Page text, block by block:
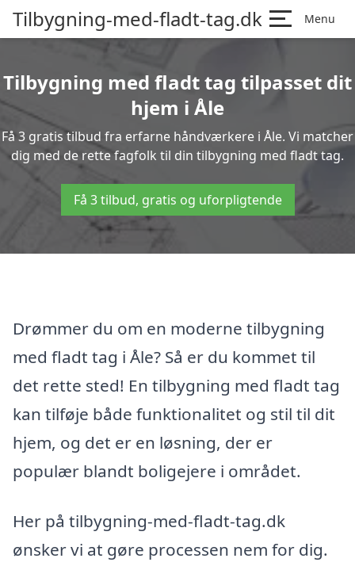
Tilbygning-med-fladt-tag.dk Menu
Tilbygning med fladt tag tilpasset dit
hjem i Åle
Få 3 gratis tilbud fra erfarne håndværkere i Åle. Vi matcher
dig med de rette fagfolk til din tilbygning med fladt tag.
Få 3 tilbud, gratis og uforpligtende
Drømmer du om en moderne tilbygning
med fladt tag i Åle? Så er du kommet til
det rette sted! En tilbygning med fladt tag
kan tilføje både funktionalitet og stil til dit
hjem, og det er en løsning, der er
populær blandt boligejere i området.
Her på tilbygning-med-fladt-tag.dk
ønsker vi at gøre processen nem for dig.